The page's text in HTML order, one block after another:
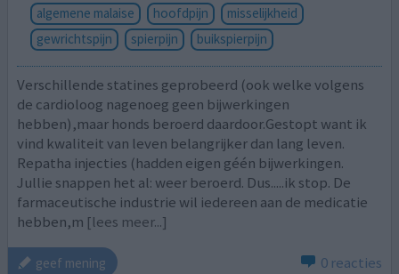
algemene malaise
hoofdpijn
misselijkheid
gewrichtspijn
spierpijn buikspierpijn
Verschillende statines geprobeerd (ook welke volgens
de cardioloog nagenoeg geen bijwerkingen
hebben),maar honds beroerd daardoor.Gestopt want ik
vind kwaliteit van leven belangrijker dan lang leven.
Repatha injecties (hadden eigen géén bijwerkingen.
Jullie snappen het al: weer beroerd. Dus.....ik stop. De
farmaceutische industrie wil iedereen aan de medicatie
hebben,m [lees meer...]
geef mening 0 reacties